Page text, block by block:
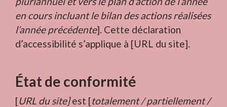
en cours incluant le bilan des actions réalisées
l’année précédente]. Cette déclaration
d’accessibilité s’applique à [URL du site].
État de conformité
[URL du site]est [totalement / partiellement /